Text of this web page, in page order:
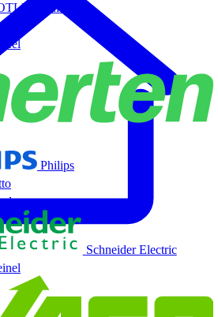
GmbH
Philips
Schneider Electric